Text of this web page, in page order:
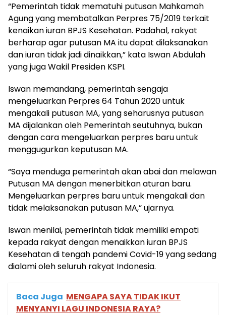
“Pemerintah tidak mematuhi putusan Mahkamah
Agung yang membatalkan Perpres 75/2019 terkait
kenaikan iuran BPJS Kesehatan. Padahal, rakyat
berharap agar putusan MA itu dapat dilaksanakan
dan iuran tidak jadi dinaikkan,” kata Iswan Abdulah
yang juga Wakil Presiden KSPI.
Iswan memandang, pemerintah sengaja
mengeluarkan Perpres 64 Tahun 2020 untuk
mengakali putusan MA, yang seharusnya putusan
MA dijalankan oleh Pemerintah seutuhnya, bukan
dengan cara mengeluarkan perpres baru untuk
menggugurkan keputusan MA.
“Saya menduga pemerintah akan abai dan melawan
Putusan MA dengan menerbitkan aturan baru.
Mengeluarkan perpres baru untuk mengakali dan
tidak melaksanakan putusan MA,” ujarnya.
Iswan menilai, pemerintah tidak memiliki empati
kepada rakyat dengan menaikkan iuran BPJS
Kesehatan di tengah pandemi Covid-19 yang sedang
dialami oleh seluruh rakyat Indonesia.
Baca Juga MENGAPA SAYA TIDAK IKUT
MENYANYI LAGU INDONESIA RAYA?